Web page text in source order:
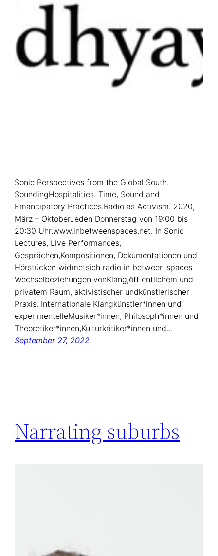
Sonic Perspectives from the Global South.
SoundingHospitalities. Time, Sound and
Emancipatory Practices.Radio as Activism. 2020,
März – OktoberJeden Donnerstag von 19:00 bis
20:30 Uhr.www.inbetweenspaces.net. In Sonic
Lectures, Live Performances,
Gesprächen,Kompositionen, Dokumentationen und
Hörstücken widmetsich radio in between spaces
Wechselbeziehungen vonKlang,öff entlichem und
privatem Raum, aktivistischer undkünstlerischer
Praxis. Internationale Klangkünstler*innen und
experimentelleMusiker*innen, Philosoph*innen und
Theoretiker*innen,Kulturkritiker*innen und…
September 27, 2022
Narrating suburbs